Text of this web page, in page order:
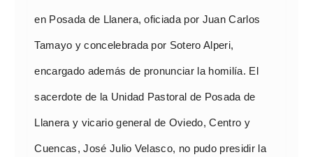
en Posada de Llanera, oficiada por Juan Carlos
Tamayo y concelebrada por Sotero Alperi,
encargado además de pronunciar la homilía. El
sacerdote de la Unidad Pastoral de Posada de
Llanera y vicario general de Oviedo, Centro y
Cuencas, José Julio Velasco, no pudo presidir la